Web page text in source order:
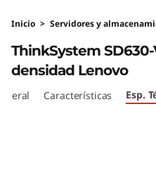
Inicio > Servidores y
ThinkSystem
densidad Lenovo
Características Esp.